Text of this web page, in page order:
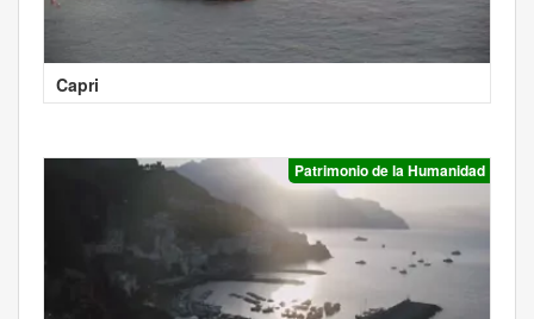
Capri
Patrimonio de la Humanidad